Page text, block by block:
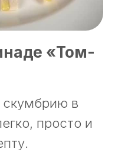
«Том-
скумбрию в
просто и